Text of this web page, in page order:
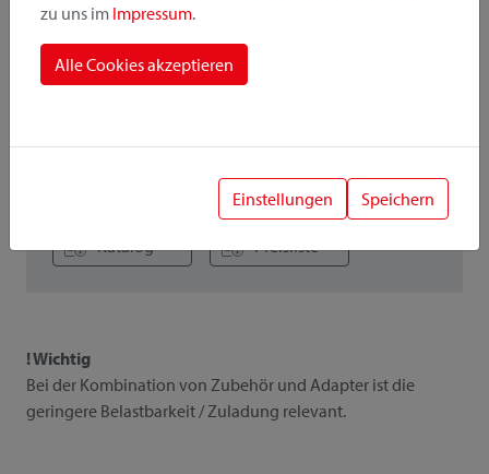
Katalog Preisliste
! Wichtig
Bei der Kombination von Zubehör und Adapter ist die
geringere Belastbarkeit / Zuladung relevant.
Alle Details
zu uns im Impressum.
Alle Cookies akzeptieren
Einstellungen Speichern